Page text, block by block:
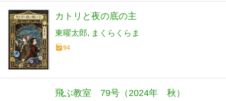
カトリと夜の底の主
東曜太郎 まくらくらま
94
飛ぶ教室 79号（2024年 秋）